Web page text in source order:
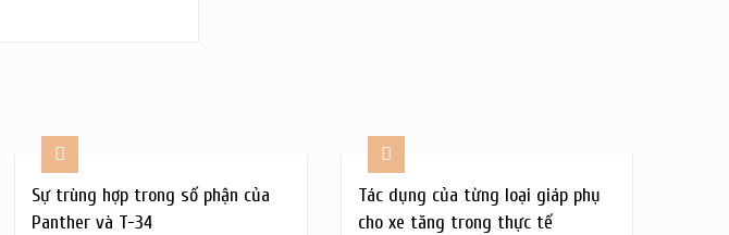
Sự trùng hợp trong số phận của
Panther và T-34
Tác dụng của từng loại giáp phụ
cho xe tăng trong thực tế